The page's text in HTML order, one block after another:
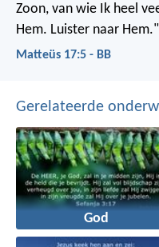
Zoon, van wie Ik heel
Hem. Luister naar Hem."
Matteüs 17:5 - BB
Gerelateerde
God